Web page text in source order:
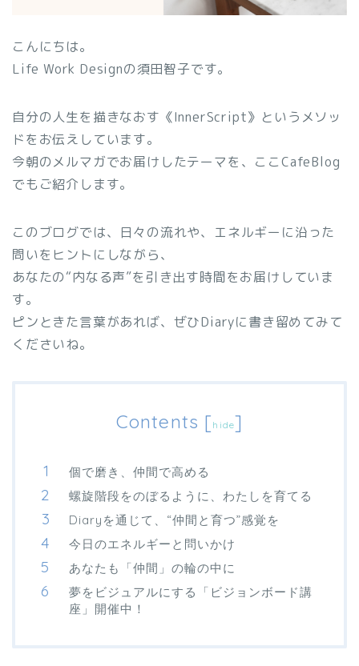
こんにちは。
Life Work Designの須田智子です。
自分の人生を描きなおす《InnerScript》というメソッ
ドをお伝えしています。
今朝のメルマガでお届けしたテーマを、ここCafeBlog
でもご紹介します。
このブログでは、日々の流れや、エネルギーに沿った
問いをヒントにしながら、
あなたの“内なる声”を引き出す時間をお届けしていま
す。
ピンときた言葉があれば、ぜひDiaryに書き留めてみて
くださいね。
Contents [ hide]
個で磨き、仲間で高める
螺旋階段をのぼるように、わたしを育てる
Diaryを通じて、“仲間と育つ”感覚を
今日のエネルギーと問いかけ
あなたも「仲間」の輪の中に
夢をビジュアルにする「ビジョンボード講
座」開催中！